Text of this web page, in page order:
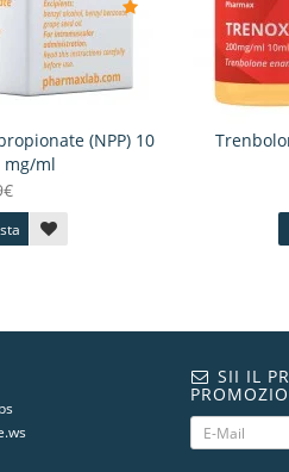
(NPP) 10
mg/ml
SII IL